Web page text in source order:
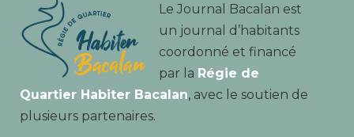
Le Journal Bacalan est
un journal d’habitants
coordonné et financé
par la Régie de
Quartier Habiter Bacalan, avec le soutien de
plusieurs partenaires.